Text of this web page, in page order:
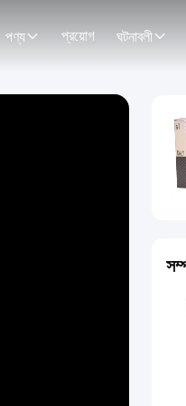
পণ্য প্রয়োগ ঘটনাবলী